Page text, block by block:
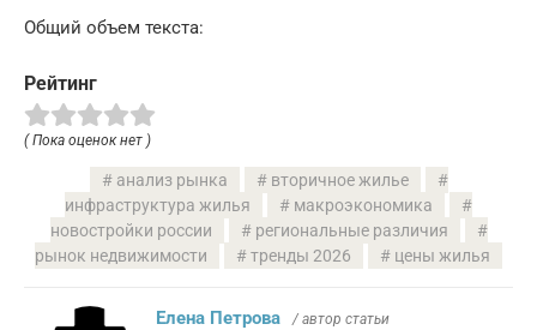
Общий объем текста:
Рейтинг
( Пока оценок нет )
анализ рынка
вторичное жилье
инфраструктура жилья
макроэкономика
новостройки россии
региональные различия
рынок недвижимости
тренды 2026 цены жилья
Елена Петрова / автор статьи